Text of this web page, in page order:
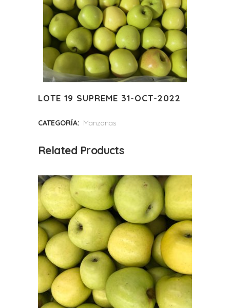
LOTE 19 SUPREME 31-OCT-2022
CATEGORÍA: Manzanas
Related Products